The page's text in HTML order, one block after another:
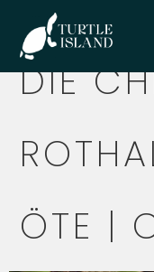
DIE
ÖTE |